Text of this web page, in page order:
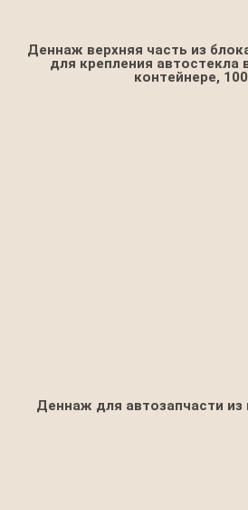
Деннаж верхняя часть из
для крепления автостекла
контейнере,
Деннаж для автозапчасти из